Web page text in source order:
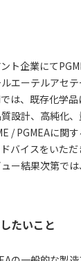
ト企業にて
エーテルアセ
は、既存化学
設計、高純化
/ PGMEAに関
バイスをいただ
ー結果次第で
たいこと